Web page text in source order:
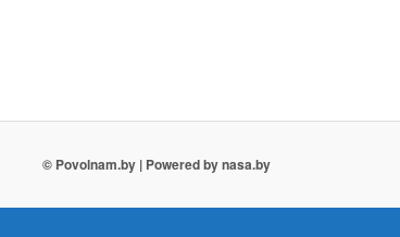
© Povolnam.by | Powered by nasa.by